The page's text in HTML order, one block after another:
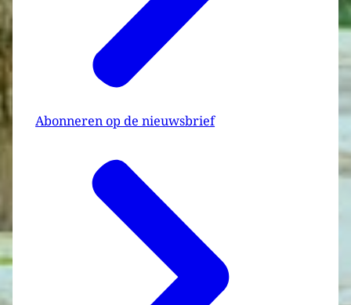
Abonneren op de nieuwsbrief